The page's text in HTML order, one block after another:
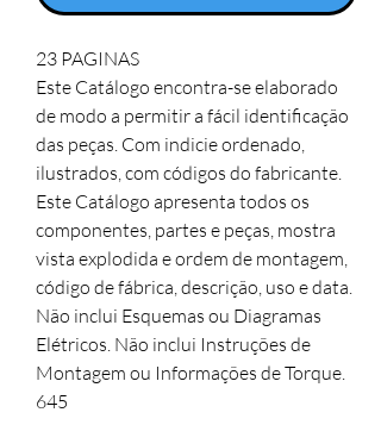
23 PAGINAS
Este Catálogo encontra-se elaborado
de modo a permitir a fácil identificação
das peças. Com indicie ordenado,
ilustrados, com códigos do fabricante.
Este Catálogo apresenta todos os
componentes, partes e peças, mostra
vista explodida e ordem de montagem,
código de fábrica, descrição, uso e data.
Não inclui Esquemas ou Diagramas
Elétricos. Não inclui Instruções de
Montagem ou Informações de Torque.
645